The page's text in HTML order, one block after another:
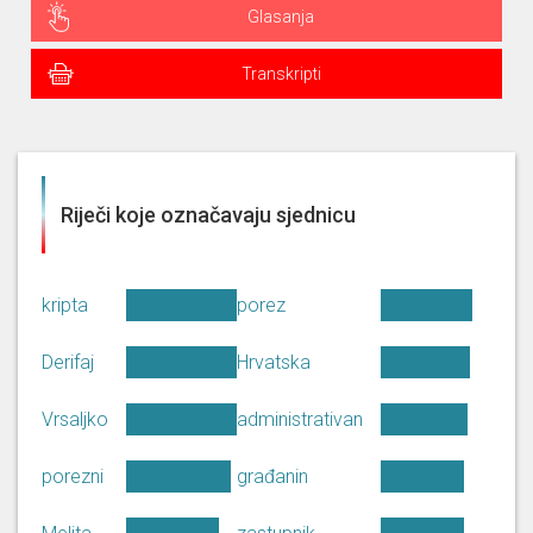
Glasanja
Transkripti
Riječi koje označavaju sjednicu
kripta
Derifaj
Vrsaljko
porezni
porez
Hrvatska
administrativan
građanin